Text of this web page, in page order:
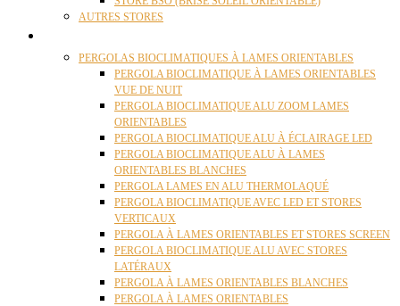
AUTRES STORES
PERGOLAS BIOCLIMATIQUES À LAMES ORIENTABLES
PERGOLA BIOCLIMATIQUE À LAMES ORIENTABLES
VUE DE NUIT
PERGOLA BIOCLIMATIQUE ALU ZOOM LAMES
ORIENTABLES
PERGOLA BIOCLIMATIQUE ALU À ÉCLAIRAGE LED
PERGOLA BIOCLIMATIQUE ALU À LAMES
ORIENTABLES BLANCHES
PERGOLA LAMES EN ALU THERMOLAQUÉ
PERGOLA BIOCLIMATIQUE AVEC LED ET STORES
VERTICAUX
PERGOLA À LAMES ORIENTABLES ET STORES SCREEN
PERGOLA BIOCLIMATIQUE ALU AVEC STORES
LATÉRAUX
PERGOLA À LAMES ORIENTABLES BLANCHES
PERGOLA À LAMES ORIENTABLES